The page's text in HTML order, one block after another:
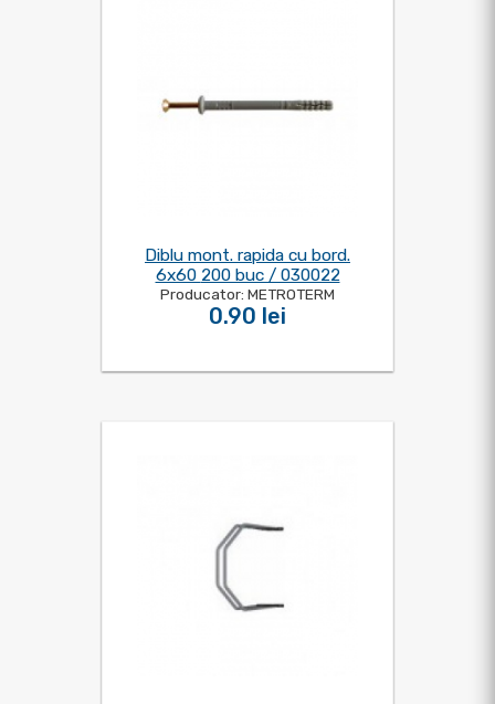
Diblu mont. rapida cu bord.
6x60 200 buc / 030022
Producator: METROTERM
0.90 lei